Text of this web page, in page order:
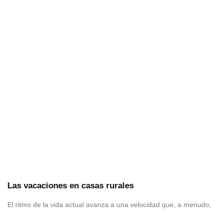
Las vacaciones en casas rurales
El ritmo de la vida actual avanza a una velocidad que, a menudo,